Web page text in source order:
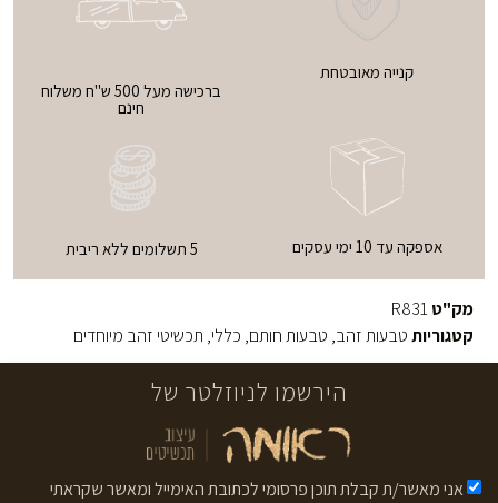
קנייה מאובטחת
ברכישה מעל 500 ש"ח משלוח
חינם
אספקה עד 10 ימי עסקים 5 תשלומים ללא ריבית
מק"טR831
קטגוריותטבעות זהב, טבעות חותם, כללי, תכשיטי זהב מיוחדים
הירשמו לניוזלטר של
אני מאשר/ת קבלת תוכן פרסומי לכתובת האימייל ומאשר שקראתי